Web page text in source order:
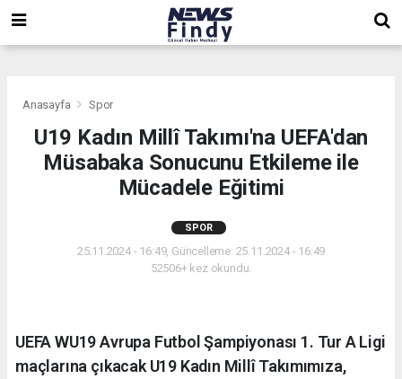
Anasayfa Spor
U19 Kadın Millî Takımı'na UEFA'dan
Müsabaka Sonucunu Etkileme ile
Mücadele Eğitimi
SPOR
25.11.2024 - 16:49, Güncelleme: 25.11.2024 - 16:49
52506+ kez okundu.
UEFA WU19 Avrupa Futbol Şampiyonası 1. Tur A Ligi
maçlarına çıkacak U19 Kadın Millî Takımımıza,